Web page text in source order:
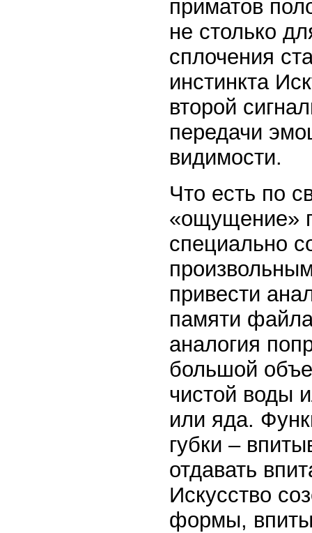
приматов
не сто­лько
сплочения
ин­с­ти­нкта
второй
пере­дачи
видимости.
Что есть по
«ощущение»
специально
при­вести
памяти
аналогия
большой
чистой воды
или яда.
губки –
отдавать
Искусство
формы,